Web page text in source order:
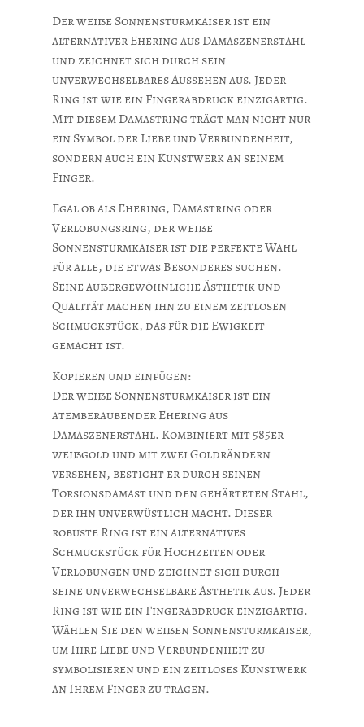
Der weiße Sonnensturmkaiser ist ein
alternativer Ehering aus Damaszenerstahl
und zeichnet sich durch sein
unverwechselbares Aussehen aus. Jeder
Ring ist wie ein Fingerabdruck einzigartig.
Mit diesem Damastring trägt man nicht nur
ein Symbol der Liebe und Verbundenheit,
sondern auch ein Kunstwerk an seinem
Finger.
Egal ob als Ehering, Damastring oder
Verlobungsring, der weiße
Sonnensturmkaiser ist die perfekte Wahl
für alle, die etwas Besonderes suchen.
Seine außergewöhnliche Ästhetik und
Qualität machen ihn zu einem zeitlosen
Schmuckstück, das für die Ewigkeit
gemacht ist.
Kopieren und einfügen:
Der weiße Sonnensturmkaiser ist ein
atemberaubender Ehering aus
Damaszenerstahl. Kombiniert mit 585er
weißgold und mit zwei Goldrändern
versehen, besticht er durch seinen
Torsionsdamast und den gehärteten Stahl,
der ihn unverwüstlich macht. Dieser
robuste Ring ist ein alternatives
Schmuckstück für Hochzeiten oder
Verlobungen und zeichnet sich durch
seine unverwechselbare Ästhetik aus. Jeder
Ring ist wie ein Fingerabdruck einzigartig.
Wählen Sie den weißen Sonnensturmkaiser,
um Ihre Liebe und Verbundenheit zu
symbolisieren und ein zeitloses Kunstwerk
an Ihrem Finger zu tragen.